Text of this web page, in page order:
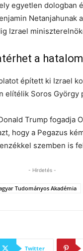
egyetlen
Netanjahunak
Izrael
a
épített ki Izrael
elítélik Soros György
Trump fogadja
hogy a Pegazus
szemben is
- Hirdetés -
Tudományos Akadémia
Twitter